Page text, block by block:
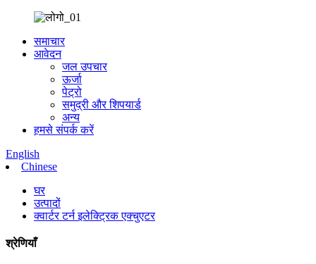
समाचार
आवेदन
जल उपचार
ऊर्जा
पेट्रो
समुद्री और शिपयार्ड
अन्य
हमसे संपर्क करें
English
Chinese
घर
उत्पादों
क्वार्टर टर्न इलेक्ट्रिक एक्चुएटर
श्रेणियाँ